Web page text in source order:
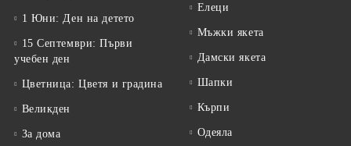
1 Юни: Ден на детето
15 Септември: Първи
учебен ден
Цветница: Цветя и градина
Великден
За дома
Елеци
Мъжки якета
Дамски якета
Шапки
Кърпи
Одеяла